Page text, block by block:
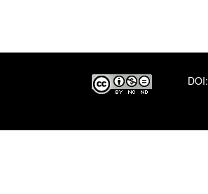
DOI: